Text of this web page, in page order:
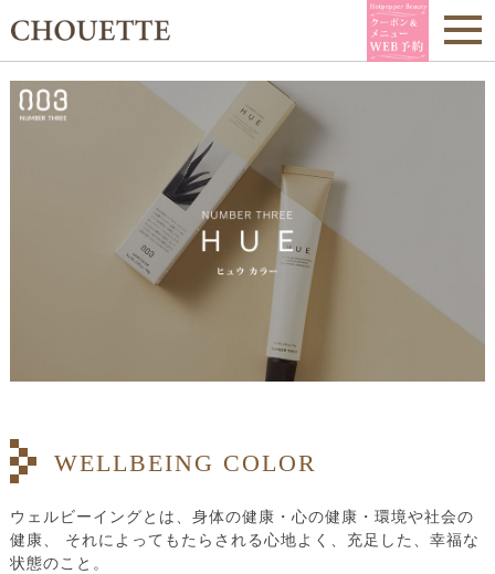
WELLBEING COLOR
ウェルビーイングとは、身体の健康・心の健康・環境や社会の
健康、
それによってもたらされる心地よく、充足した、幸福な
状態のこと。